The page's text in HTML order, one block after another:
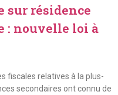
sur résidence
: nouvelle loi à
fiscales relatives à la plus-
secondaires ont connu de